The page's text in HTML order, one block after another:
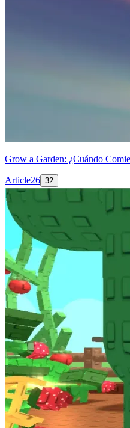
Grow a Garden: ¿Cuándo
Article26 32